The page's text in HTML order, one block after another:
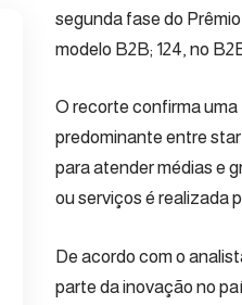
segunda fase do
modelo B2B; 124, no
O recorte confirma
predominante entre
para atender médias e
ou serviços é realizada
De acordo com o
parte da inovação no